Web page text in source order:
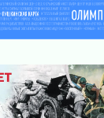
но в
почти на 40%